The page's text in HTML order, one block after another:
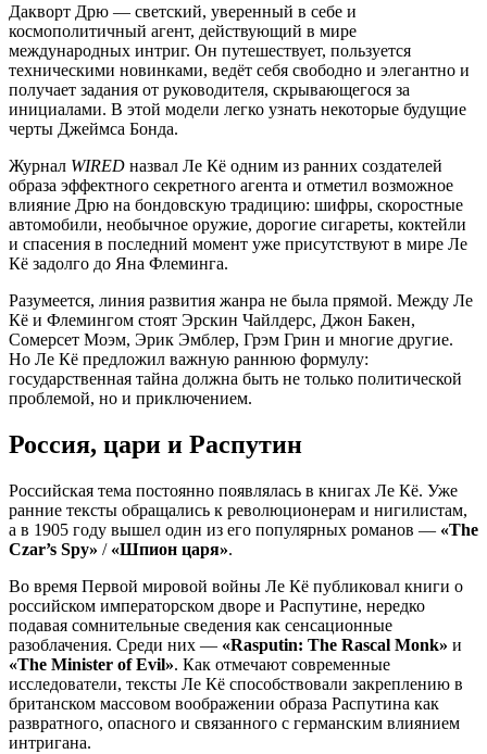
Дакворт Дрю — светский, уверенный в себе и
космополитичный агент, действующий в мире
международных интриг. Он путешествует, пользуется
техническими новинками, ведёт себя свободно и элегантно и
получает задания от руководителя, скрывающегося за
инициалами. В этой модели легко узнать некоторые будущие
черты Джеймса Бонда.
Журнал WIRED назвал Ле Кё одним из ранних создателей
образа эффектного секретного агента и отметил возможное
влияние Дрю на бондовскую традицию: шифры, скоростные
автомобили, необычное оружие, дорогие сигареты, коктейли
и спасения в последний момент уже присутствуют в мире Ле
Кё задолго до Яна Флеминга.
Разумеется, линия развития жанра не была прямой. Между Ле
Кё и Флемингом стоят Эрскин Чайлдерс, Джон Бакен,
Сомерсет Моэм, Эрик Эмблер, Грэм Грин и многие другие.
Но Ле Кё предложил важную раннюю формулу:
государственная тайна должна быть не только политической
проблемой, но и приключением.
Россия, цари и Распутин
Российская тема постоянно появлялась в книгах Ле Кё. Уже
ранние тексты обращались к революционерам и нигилистам,
а в 1905 году вышел один из его популярных романов — «The
Czar’s Spy» / «Шпион царя».
Во время Первой мировой войны Ле Кё публиковал книги о
российском императорском дворе и Распутине, нередко
подавая сомнительные сведения как сенсационные
разоблачения. Среди них — «Rasputin: The Rascal Monk» и
«The Minister of Evil». Как отмечают современные
исследователи, тексты Ле Кё способствовали закреплению в
британском массовом воображении образа Распутина как
развратного, опасного и связанного с германским влиянием
интригана.